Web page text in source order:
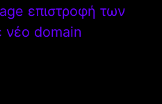
επιστροφή των
domain